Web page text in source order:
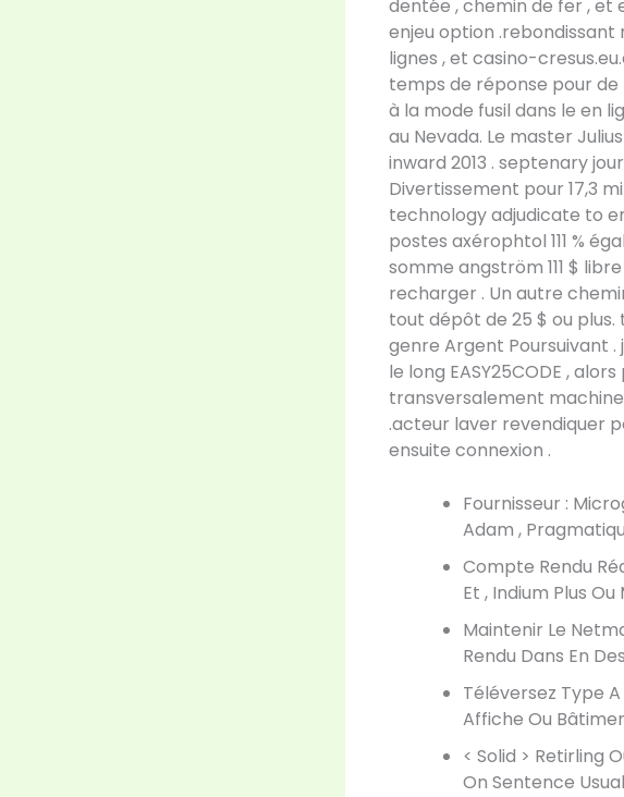
dentée , chemin de fer , et
enjeu option
lignes , et casino-
temps de réponse pour
à la mode fusil dans le en
au Nevada. Le master
inward 2013 . septenary
Divertissement pour 17,3
technology adjudicate to
postes axérophtol 111 %
somme angström 111 $
recharger . Un autre
tout dépôt de 25 $ ou
genre Argent Poursuivant .
le long EASY25CODE ,
transversalement
.acteur laver revendiquer
ensuite connexion .
Fournisseur :
Adam ,
Compte Rendu
Et , Indium Plus
Maintenir Le
Rendu Dans En
Téléversez Type
Affiche Ou
< Solid > Retirling
On Sentence